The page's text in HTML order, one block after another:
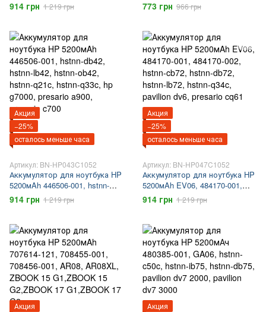
001, 710417-001, hstnn-lb4n,
pavilion 15, envy 15, pavilion 17,
914 грн 1 219 грн
001, hstnn-lb0w, hstnn-ub0w, HP
g62, HP 630, HP 635, presario
773 грн 966 грн
Акция
−25%
осталось меньше часа
Артикул: BN-HP043C1052
Аккумулятор для ноутбука HP
5200мAh 446506-001, hstnn-
db42, hstnn-lb42, hstnn-ob42,
hstnn-q21c, hstnn-q33c, hp
c700
914 грн 1 219 грн
Акция
−25%
осталось меньше часа
Артикул: BN-HP047C1052
Аккумулятор для ноутбука HP
5200мAh EV06, 484170-001,
484170-002, hstnn-cb72, hstnn-
db72, hstnn-lb72, hstnn-q34c,
914 грн 1 219 грн
Акция
Акция